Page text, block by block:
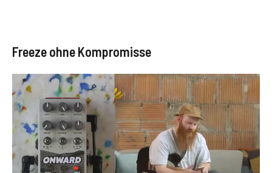
Freeze ohne Kompromisse